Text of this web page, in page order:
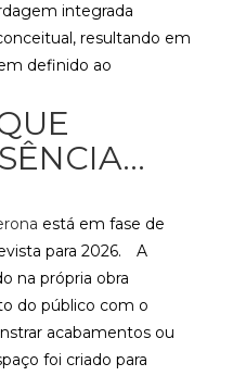
integrada
resultando em
definido ao
está em fase de
para 2026.
A
na própria obra
do público com o
acabamentos ou
foi criado para